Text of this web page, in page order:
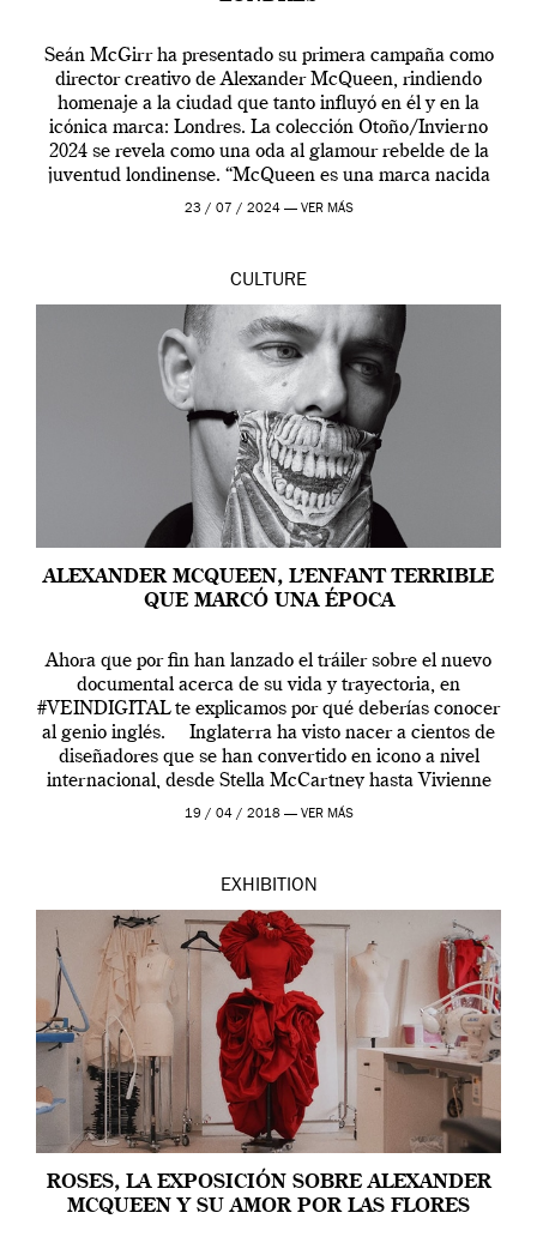
Seán McGirr ha presentado su primera campaña como
director creativo de Alexander McQueen, rindiendo
homenaje a la ciudad que tanto influyó en él y en la
icónica marca: Londres. La colección Otoño/Invierno
2024 se revela como una oda al glamour rebelde de la
juventud londinense. “McQueen es una marca nacida
en Londres y siempre ha […]
23 / 07 / 2024 — VER MÁS
CULTURE
ALEXANDER MCQUEEN, L’ENFANT TERRIBLE
QUE MARCÓ UNA ÉPOCA
Ahora que por fin han lanzado el tráiler sobre el nuevo
documental acerca de su vida y trayectoria, en
#VEINDIGITAL te explicamos por qué deberías conocer
al genio inglés. Inglaterra ha visto nacer a cientos de
diseñadores que se han convertido en icono a nivel
internacional, desde Stella McCartney hasta Vivienne
Westwood pasando […]
19 / 04 / 2018 — VER MÁS
EXHIBITION
ROSES, LA EXPOSICIÓN SOBRE ALEXANDER
MCQUEEN Y SU AMOR POR LAS FLORES